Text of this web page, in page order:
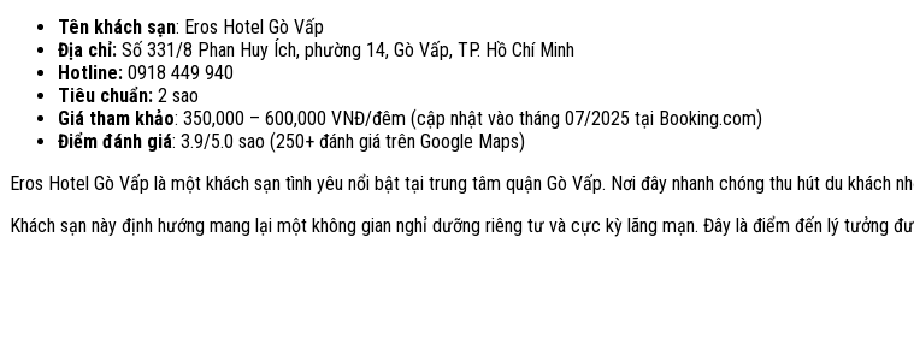
Tên khách sạn: Eros Hotel Gò Vấp
Địa chỉ: Số 331/8 Phan Huy Ích, phường 14, Gò Vấp, TP. Hồ Chí Minh
Hotline: 0918 449 940
Tiêu chuẩn: 2 sao
Giá tham khảo: 350,000 – 600,000 VNĐ/đêm (cập nhật vào tháng 07/2025 tại Booking.com)
Điểm đánh giá: 3.9/5.0 sao (250+ đánh giá trên Google Maps)
Eros Hotel Gò Vấp là một khách sạn tình yêu nổi bật tại trung tâm quận Gò Vấp. Nơi đây nhanh chóng thu hút du khách
Khách sạn này định hướng mang lại một không gian nghỉ dưỡng riêng tư và cực kỳ lãng mạn. Đây là điểm đến lý tưởng